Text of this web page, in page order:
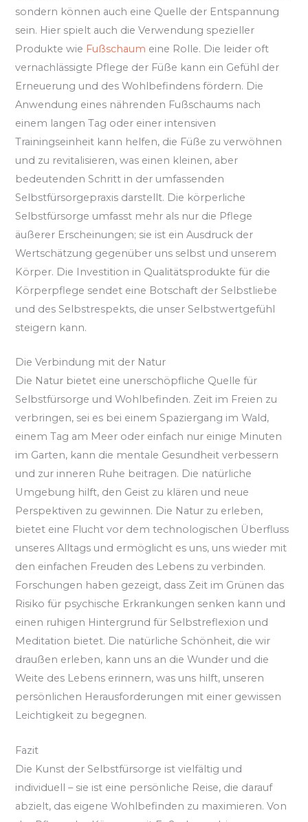
sondern können auch eine Quelle der Entspannung
sein. Hier spielt auch die Verwendung spezieller
Produkte wie Fußschaum eine Rolle. Die leider oft
vernachlässigte Pflege der Füße kann ein Gefühl der
Erneuerung und des Wohlbefindens fördern. Die
Anwendung eines nährenden Fußschaums nach
einem langen Tag oder einer intensiven
Trainingseinheit kann helfen, die Füße zu verwöhnen
und zu revitalisieren, was einen kleinen, aber
bedeutenden Schritt in der umfassenden
Selbstfürsorgepraxis darstellt. Die körperliche
Selbstfürsorge umfasst mehr als nur die Pflege
äußerer Erscheinungen; sie ist ein Ausdruck der
Wertschätzung gegenüber uns selbst und unserem
Körper. Die Investition in Qualitätsprodukte für die
Körperpflege sendet eine Botschaft der Selbstliebe
und des Selbstrespekts, die unser Selbstwertgefühl
steigern kann.
Die Verbindung mit der Natur
Die Natur bietet eine unerschöpfliche Quelle für
Selbstfürsorge und Wohlbefinden. Zeit im Freien zu
verbringen, sei es bei einem Spaziergang im Wald,
einem Tag am Meer oder einfach nur einige Minuten
im Garten, kann die mentale Gesundheit verbessern
und zur inneren Ruhe beitragen. Die natürliche
Umgebung hilft, den Geist zu klären und neue
Perspektiven zu gewinnen. Die Natur zu erleben,
bietet eine Flucht vor dem technologischen Überfluss
unseres Alltags und ermöglicht es uns, uns wieder mit
den einfachen Freuden des Lebens zu verbinden.
Forschungen haben gezeigt, dass Zeit im Grünen das
Risiko für psychische Erkrankungen senken kann und
einen ruhigen Hintergrund für Selbstreflexion und
Meditation bietet. Die natürliche Schönheit, die wir
draußen erleben, kann uns an die Wunder und die
Weite des Lebens erinnern, was uns hilft, unseren
persönlichen Herausforderungen mit einer gewissen
Leichtigkeit zu begegnen.
Fazit
Die Kunst der Selbstfürsorge ist vielfältig und
individuell – sie ist eine persönliche Reise, die darauf
abzielt, das eigene Wohlbefinden zu maximieren. Von